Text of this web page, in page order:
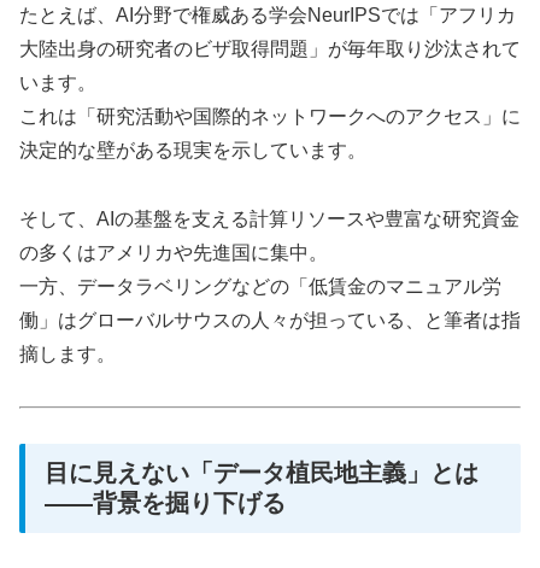
たとえば、AI分野で権威ある学会NeurIPSでは「アフリカ
大陸出身の研究者のビザ取得問題」が毎年取り沙汰されて
います。
これは「研究活動や国際的ネットワークへのアクセス」に
決定的な壁がある現実を示しています。
そして、AIの基盤を支える計算リソースや豊富な研究資金
の多くはアメリカや先進国に集中。
一方、データラベリングなどの「低賃金のマニュアル労
働」はグローバルサウスの人々が担っている、と筆者は指
摘します。
目に見えない「データ植民地主義」とは
――背景を掘り下げる